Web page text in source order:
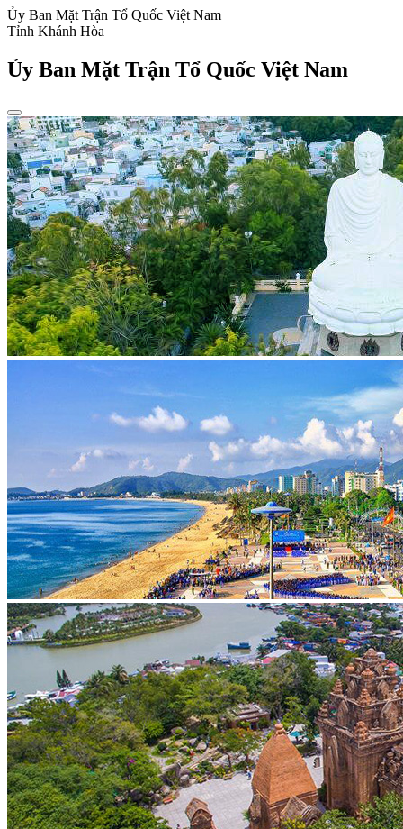
Ủy Ban Mặt Trận Tổ Quốc Việt Nam
Tỉnh Khánh Hòa
Ủy Ban Mặt Trận Tổ Quốc Việt Nam